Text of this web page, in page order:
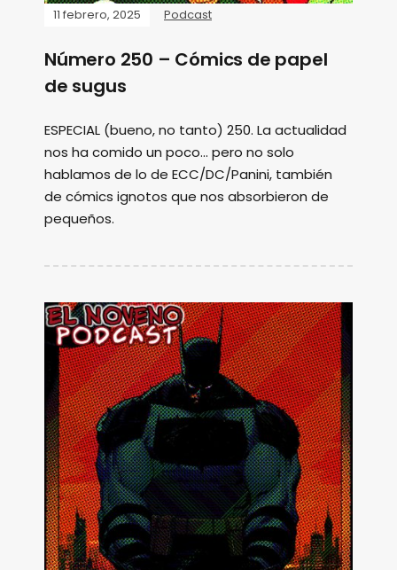
11 febrero, 2025 Podcast
Número 250 – Cómics de papel
de sugus
ESPECIAL (bueno, no tanto) 250. La actualidad
nos ha comido un poco... pero no solo
hablamos de lo de ECC/DC/Panini, también
de cómics ignotos que nos absorbieron de
pequeños.